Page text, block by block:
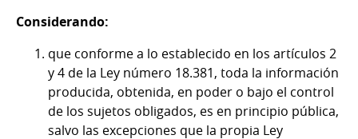
Considerando:
que conforme a lo establecido en los artículos 2
y 4 de la Ley número 18.381, toda la información
producida, obtenida, en poder o bajo el control
de los sujetos obligados, es en principio pública,
salvo las excepciones que la propia Ley